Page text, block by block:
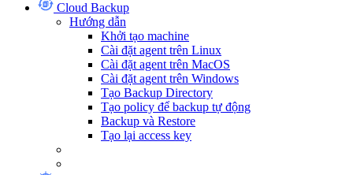
Cloud Backup
Hướng dẫn
Khởi tạo machine
Cài đặt agent trên Linux
Cài đặt agent trên MacOS
Cài đặt agent trên Windows
Tạo Backup Directory
Tạo policy để backup tự động
Backup và Restore
Tạo lại access key